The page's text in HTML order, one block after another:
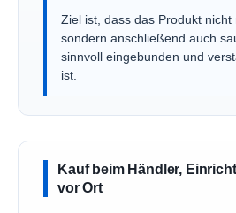
Ziel ist, dass das Produkt nicht
sondern anschließend auch
sinnvoll eingebunden und
ist.
Kauf beim Händler,
vor Ort